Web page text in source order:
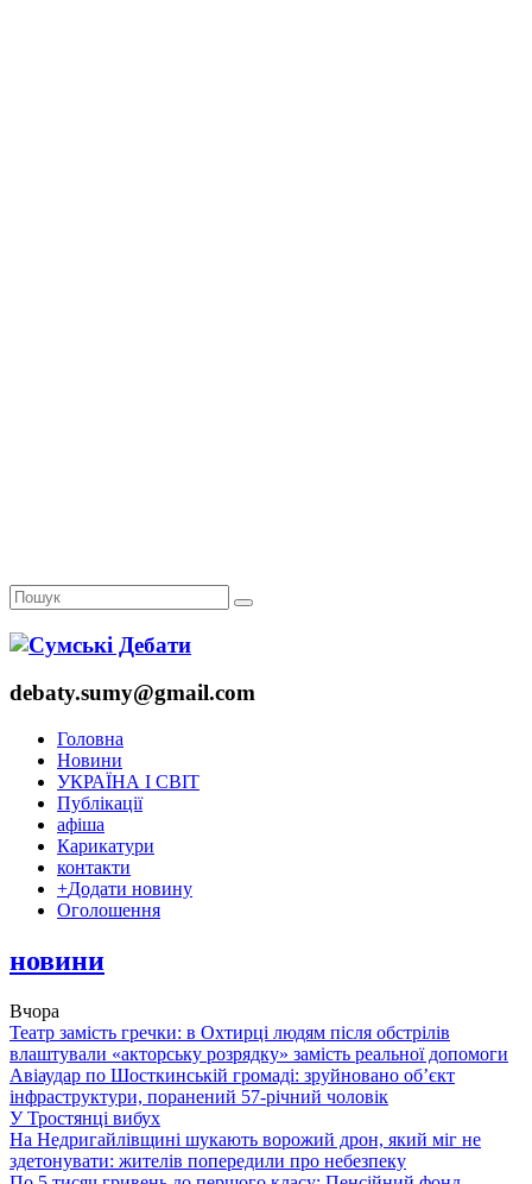
debaty.sumy@gmail.com
Головна
Новини
УКРАЇНА І СВІТ
Публікації
афіша
Карикатури
контакти
+Додати новину
Оголошення
новини
Вчора
Театр замість гречки: в Охтирці людям після обстрілів
влаштували «акторську розрядку» замість реальної допомоги
Авіаудар по Шосткинській громаді: зруйновано об’єкт
інфраструктури, поранений 57-річний чоловік
У Тростянці вибух
На Недригайлівщині шукають ворожий дрон, який міг не
здетонувати: жителів попередили про небезпеку